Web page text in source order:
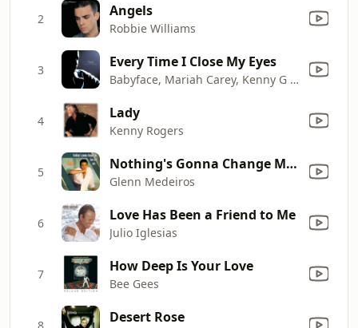
2 Angels
Robbie Williams
3 Every Time I Close My Eyes
Babyface, Mariah Carey, Kenny G & Sheila E.
4 Lady
Kenny Rogers
5 Nothing's Gonna Change My Love for You
Glenn Medeiros
6 Love Has Been a Friend to Me
Julio Iglesias
7 How Deep Is Your Love
Bee Gees
8 Desert Rose